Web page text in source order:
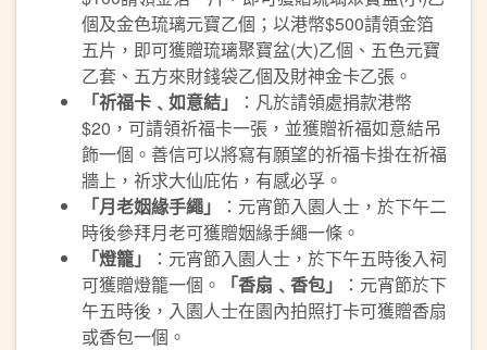
個及金色琉璃元寶乙個；以港幣$500請領金箔
五片，即可獲贈琉璃聚寶盆(大)乙個、五色元寶
乙套、五方來財錢袋乙個及財神金卡乙張。
「祈福卡﹑如意結」
：凡於請領處捐款港幣
$20，可請領祈福卡一張，並獲贈祈福如意結吊
飾一個。善信可以將寫有願望的祈福卡掛在祈福
牆上，祈求大仙庇佑，有感必孚。
「月老姻緣手繩」
：元宵節入園人士，於下午二
時後參拜月老可獲贈姻緣手繩一條。
「燈籠」
：元宵節入園人士，於下午五時後入祠
可獲贈燈籠一個。
「香扇﹑香包」
：元宵節於下
午五時後，入園人士在園內拍照打卡可獲贈香扇
或香包一個。